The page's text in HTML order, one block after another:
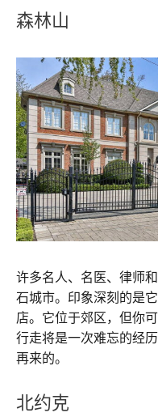
森林山
许多名人、名医、律师
石城市。印象深刻的是
店。它位于郊区，但你
行走将是一次难忘的经
再来的。
北约克